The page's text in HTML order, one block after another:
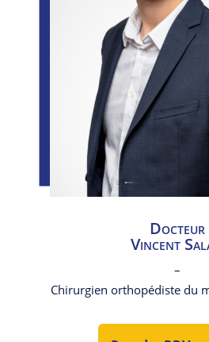
Docteur
Vincent
–
Chirurgien orthopédiste du